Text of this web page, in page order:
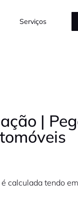
Serviços
|
calculada tendo